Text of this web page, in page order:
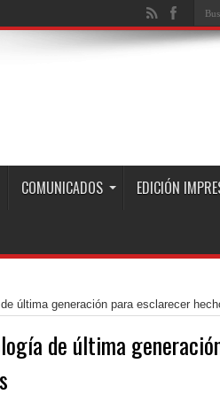
COMUNICADOS EDICIÓN
última generación para esclarecer
de última